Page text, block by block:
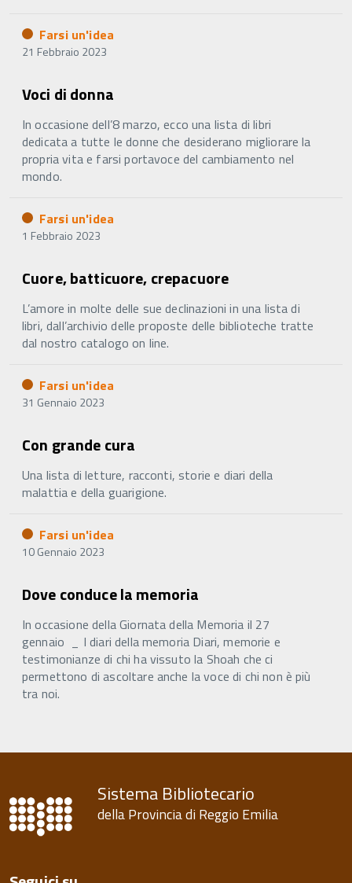
Farsi un'idea
21 Febbraio 2023
Voci di donna
In occasione dell’8 marzo, ecco una lista di libri
dedicata a tutte le donne che desiderano migliorare la
propria vita e farsi portavoce del cambiamento nel
mondo.
Farsi un'idea
1 Febbraio 2023
Cuore, batticuore, crepacuore
L’amore in molte delle sue declinazioni in una lista di
libri, dall’archivio delle proposte delle biblioteche tratte
dal nostro catalogo on line.
Farsi un'idea
31 Gennaio 2023
Con grande cura
Una lista di letture, racconti, storie e diari della
malattia e della guarigione.
Farsi un'idea
10 Gennaio 2023
Dove conduce la memoria
In occasione della Giornata della Memoria il 27
gennaio _ I diari della memoria Diari, memorie e
testimonianze di chi ha vissuto la Shoah che ci
permettono di ascoltare anche la voce di chi non è più
tra noi.
Sistema Bibliotecario
della Provincia di Reggio Emilia